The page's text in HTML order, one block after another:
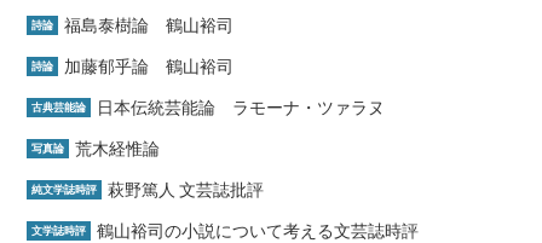
詩論 福島泰樹論 鶴山裕司
詩論 加藤郁乎論 鶴山裕司
古典芸能論 日本伝統芸能論 ラモーナ・ツァラヌ
写真論 荒木経惟論
純文学誌時評 萩野篤人 文芸誌批評
文学誌時評 鶴山裕司の小説について考える文芸誌時評